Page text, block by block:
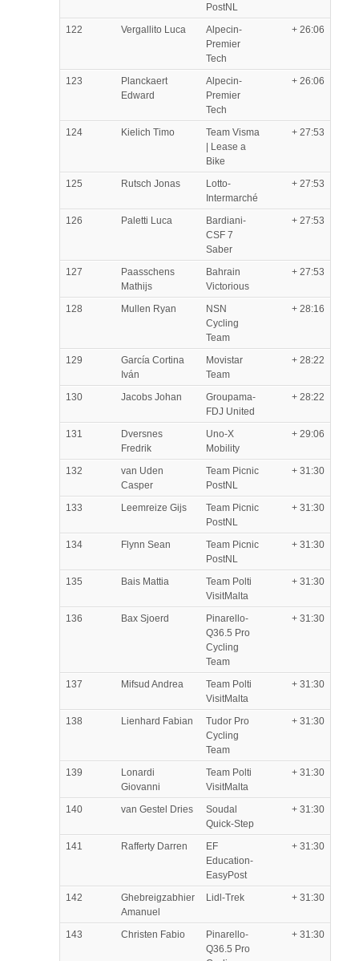
PostNL
122 Vergallito Luca
Alpecin-
Premier
Tech
+ 26:06
123
Planckaert
Edward
Alpecin-
Premier
Tech
+ 26:06
124 Kielich Timo
Team Visma
| Lease a
Bike
+ 27:53
125 Rutsch Jonas
Lotto-
Intermarché
+ 27:53
126 Paletti Luca
Bardiani-
CSF 7
Saber
+ 27:53
127
Paasschens
Mathijs
Bahrain
Victorious
+ 27:53
128 Mullen Ryan
NSN
Cycling
Team
+ 28:16
129
García Cortina
Iván
Movistar
Team
+ 28:22
130 Jacobs Johan
Groupama-
FDJ United
+ 28:22
131
Dversnes
Fredrik
Uno-X
Mobility
+ 29:06
132
van Uden
Casper
Team Picnic
PostNL
+ 31:30
133 Leemreize Gijs
Team Picnic
PostNL
+ 31:30
134 Flynn Sean
Team Picnic
PostNL
+ 31:30
135 Bais Mattia
Team Polti
VisitMalta
+ 31:30
136 Bax Sjoerd
Pinarello-
Q36.5 Pro
Cycling
Team
+ 31:30
137 Mifsud Andrea
Team Polti
VisitMalta
+ 31:30
138 Lienhard Fabian
Tudor Pro
Cycling
Team
+ 31:30
139
Lonardi
Giovanni
Team Polti
VisitMalta
+ 31:30
140 van Gestel Dries
Soudal
Quick-Step
+ 31:30
141 Rafferty Darren
EF
Education-
EasyPost
+ 31:30
142
Ghebreigzabhier
Amanuel
Lidl-Trek + 31:30
143 Christen Fabio
Pinarello-
Q36.5 Pro
+ 31:30